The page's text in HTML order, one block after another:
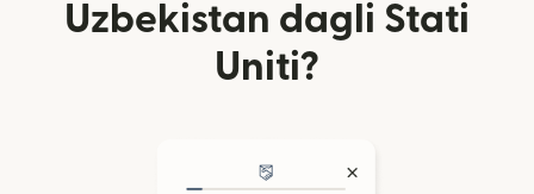
Uzbekistan dagli Stati
Uniti?